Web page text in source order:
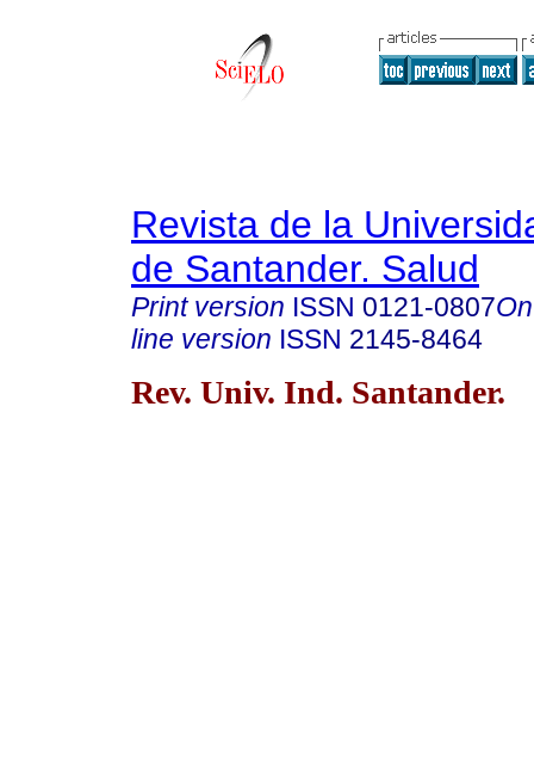
Revista de la
de Santander. Salud
Print version ISSN 0121-0807
line version ISSN 2145-8464
Rev. Univ. Ind. Santander.